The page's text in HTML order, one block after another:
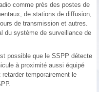
comme près des postes de
de stations de diffusion,
de transmission et autres.
du système de surveillance de
possible que le SSPP détecte
à proximité aussi équipé
temporairement le